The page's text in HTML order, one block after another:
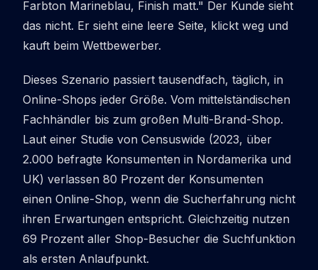
Farbton Marineblau, Finish matt." Der Kunde sieht
das nicht. Er sieht eine leere Seite, klickt weg und
kauft beim Wettbewerber.
Dieses Szenario passiert tausendfach, täglich, in
Online-Shops jeder Größe. Vom mittelständischen
Fachhändler bis zum großen Multi-Brand-Shop.
Laut einer Studie von Censuswide (2023, über
2.000 befragte Konsumenten in Nordamerika und
UK) verlassen 80 Prozent der Konsumenten
einen Online-Shop, wenn die Sucherfahrung nicht
ihren Erwartungen entspricht. Gleichzeitig nutzen
69 Prozent aller Shop-Besucher die Suchfunktion
als ersten Anlaufpunkt.